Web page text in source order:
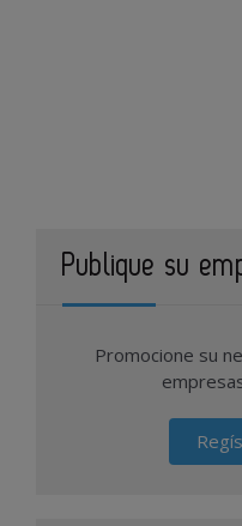
Publique su
Promocione su